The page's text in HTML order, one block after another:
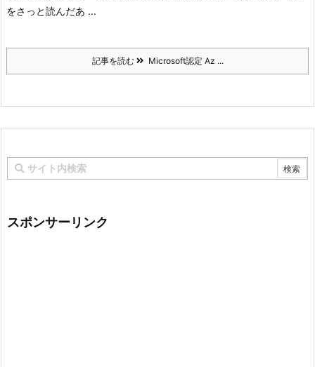
をさっと読んだあ ...
記事を読む Microsoft認定 Az ...
スポンサーリンク